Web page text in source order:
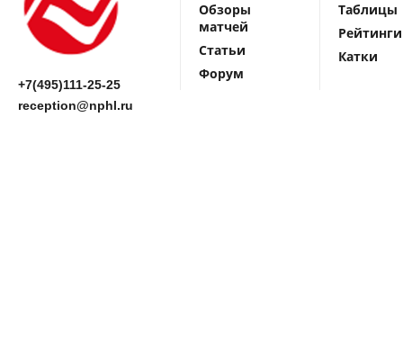
+7(495)111-25-25
reception@nphl.ru
Обзоры
матчей
Статьи
Форум
Таблицы
Рейтинги
Катки